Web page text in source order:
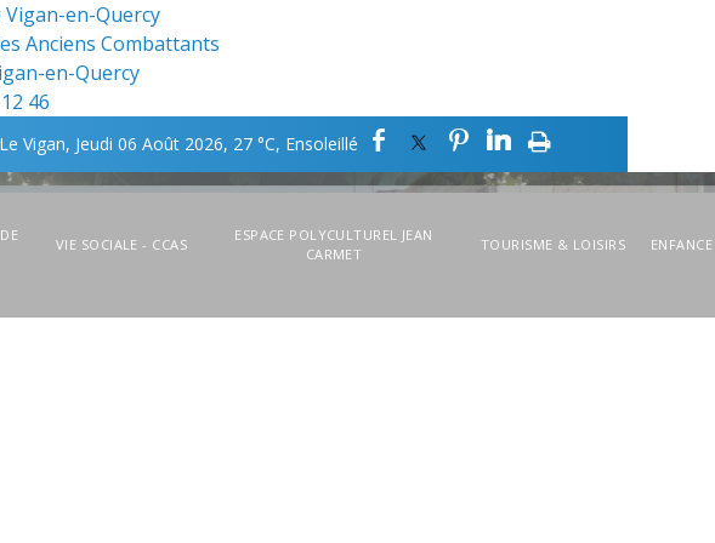
en-Quercy
Anciens Combattants
en-Quercy
46
Le Vigan, Jeudi 06 Août 2026, 27 °C, Ensoleillé
VIE SOCIALE - CCAS
ESPACE POLYCULTUREL JEAN
CARMET
TOURISME & LOISIRS